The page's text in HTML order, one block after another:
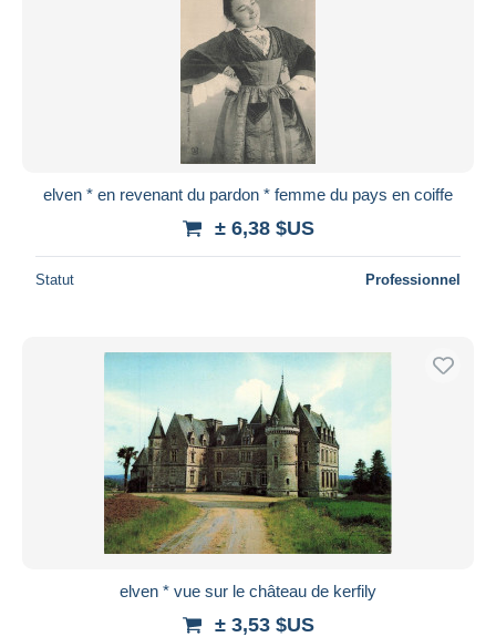
elven * en revenant du pardon * femme du pays en coiffe
± 6,38 $US
Statut Professionnel
elven * vue sur le château de kerfily
± 3,53 $US